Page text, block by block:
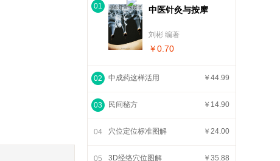
01 中医针灸与按摩
刘彬 编著
￥0.70
02 中成药这样活用 ￥44.99
03 民间秘方 ￥14.90
04 穴位定位标准图解 ￥24.00
05 3D经络穴位图解 ￥35.88